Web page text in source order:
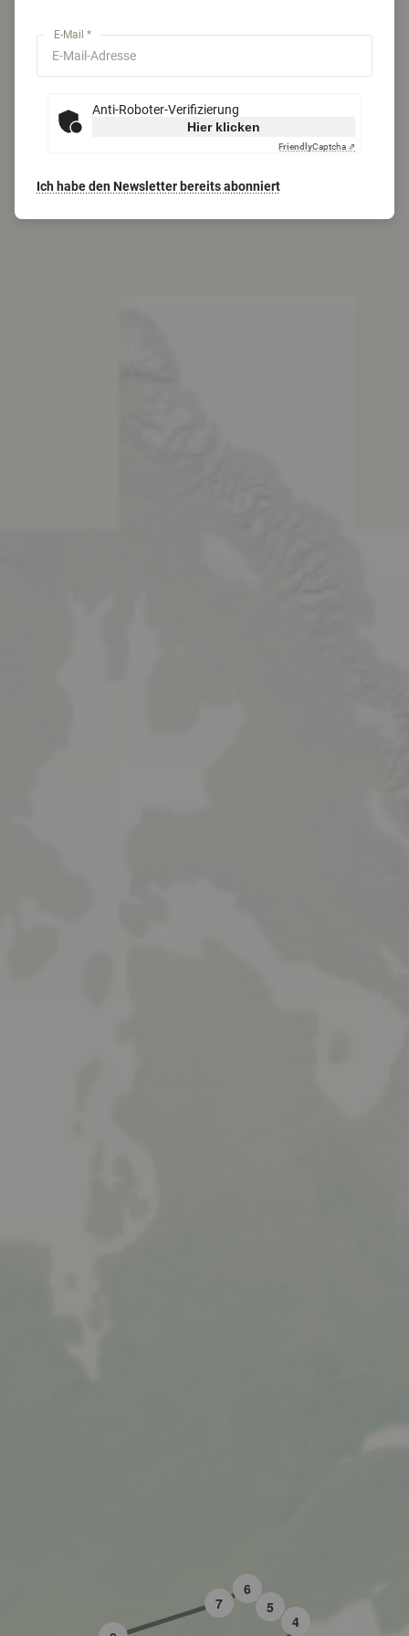
7
6
5
4
E-Mail *
Anti-Roboter-Verifizierung
Hier klicken
FriendlyCaptcha ⇗
Ich habe den Newsletter bereits abonniert